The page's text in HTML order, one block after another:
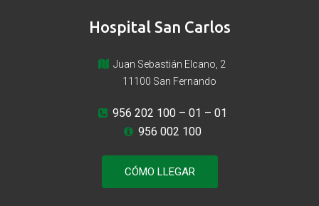
Hospital San Carlos
Juan Sebastián Elcano, 2
11100 San Fernando
956 202 100– 01 – 01
956 002 100
CÓMO LLEGAR